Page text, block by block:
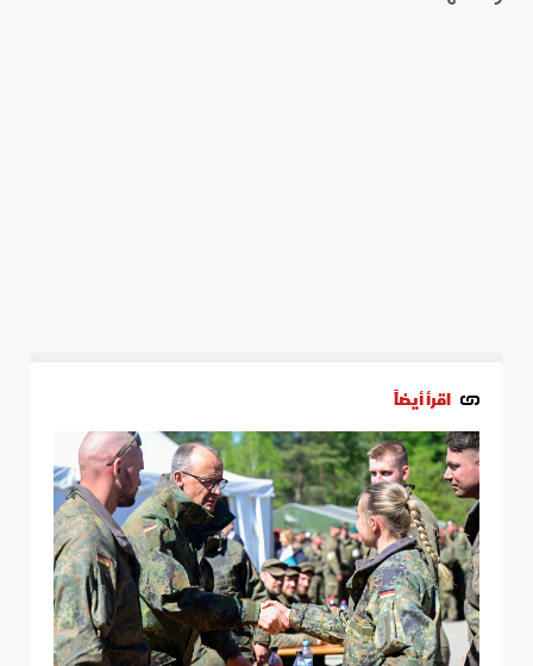
اقرأ أيضاً